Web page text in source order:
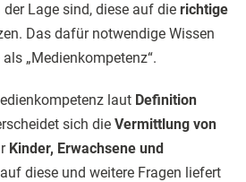
Lage sind, diese auf die richtige
Das dafür notwendige Wissen
„Medienkompetenz“.
laut Definition
sich die Vermittlung von
Kinder, Erwachsene und
diese und weitere Fragen liefert